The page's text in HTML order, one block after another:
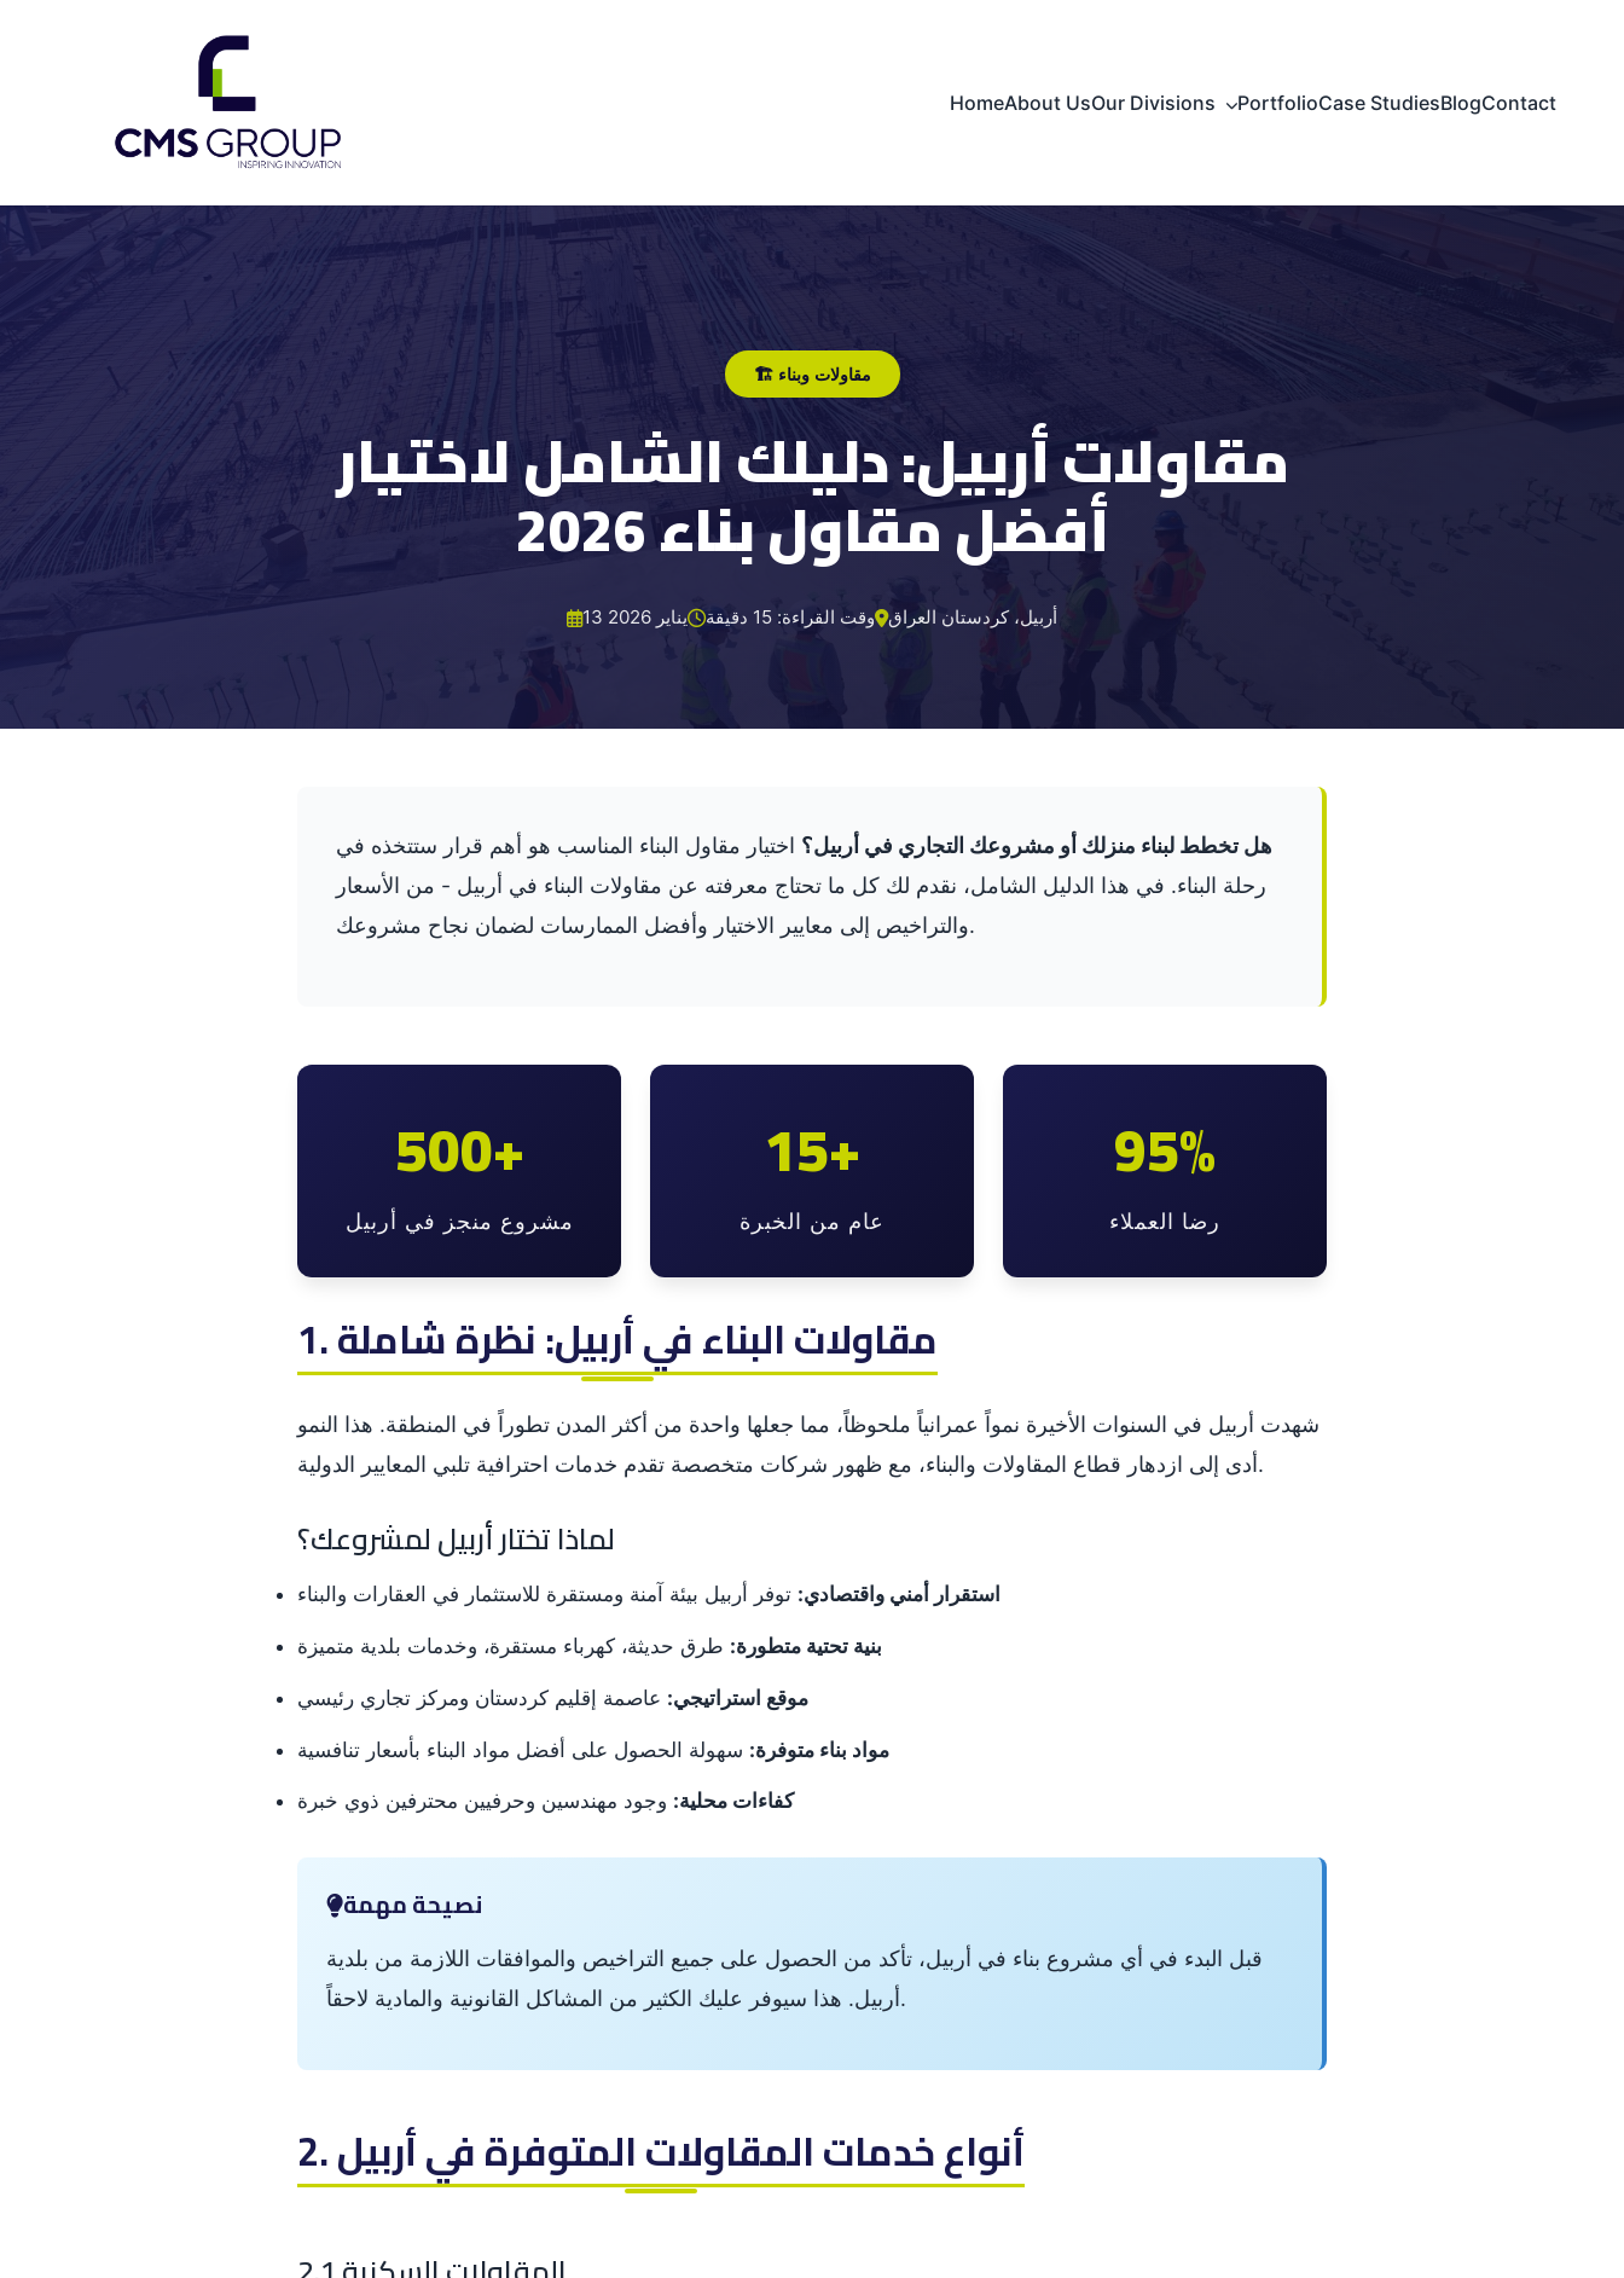
HomeAbout UsOur Divisions PortfolioCase StudiesBlogContact
🏗️ مقاولات وبناء
مقاولات أربيل: دليلك الشامل لاختيار
أفضل مقاول بناء 2026
13 يناير 2026 وقت القراءة: 15 دقيقة أربيل، كردستان العراق
هل تخطط لبناء منزلك أو مشروعك التجاري في أربيل؟ اختيار مقاول البناء المناسب هو أهم قرار ستتخذه في
رحلة البناء. في هذا الدليل الشامل، نقدم لك كل ما تحتاج معرفته عن مقاولات البناء في أربيل - من الأسعار
والتراخيص إلى معايير الاختيار وأفضل الممارسات لضمان نجاح مشروعك.
500+
مشروع منجز في أربيل
15+
عام من الخبرة
95%
رضا العملاء
1. مقاولات البناء في أربيل: نظرة شاملة
شهدت أربيل في السنوات الأخيرة نمواً عمرانياً ملحوظاً، مما جعلها واحدة من أكثر المدن تطوراً في المنطقة. هذا النمو
أدى إلى ازدهار قطاع المقاولات والبناء، مع ظهور شركات متخصصة تقدم خدمات احترافية تلبي المعايير الدولية.
لماذا تختار أربيل لمشروعك؟
استقرار أمني واقتصادي: توفر أربيل بيئة آمنة ومستقرة للاستثمار في العقارات والبناء
بنية تحتية متطورة: طرق حديثة، كهرباء مستقرة، وخدمات بلدية متميزة
موقع استراتيجي: عاصمة إقليم كردستان ومركز تجاري رئيسي
مواد بناء متوفرة: سهولة الحصول على أفضل مواد البناء بأسعار تنافسية
كفاءات محلية: وجود مهندسين وحرفيين محترفين ذوي خبرة
نصيحة مهمة
قبل البدء في أي مشروع بناء في أربيل، تأكد من الحصول على جميع التراخيص والموافقات اللازمة من بلدية
أربيل. هذا سيوفر عليك الكثير من المشاكل القانونية والمادية لاحقاً.
2. أنواع خدمات المقاولات المتوفرة في أربيل